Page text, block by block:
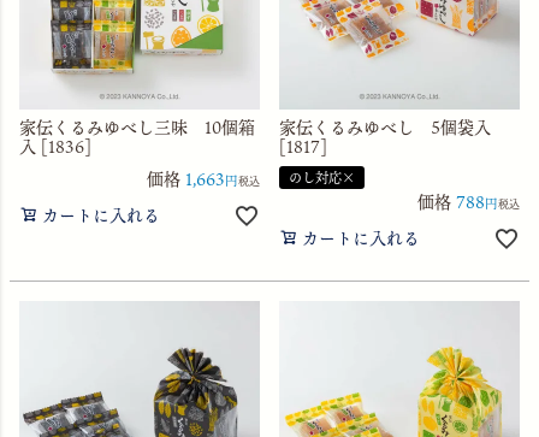
家伝くるみゆべし三味 10個箱
入 [1836]
価格 1,663 税込
カートに入れる
家伝くるみゆべし 5個袋入
[1817]
のし対応×
価格788 税込
カートに入れる